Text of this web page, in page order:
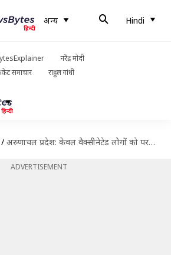
अन्य Hindi
नरेंद्र मोदी
समाचार राहुल गांधी
/ अरुणाचल प्रदेश: केवल वैक्सीनेटेड लोगों को परमिट देने के फैसले पर अदालत ने रोक लगाई
ADVERTISEMENT